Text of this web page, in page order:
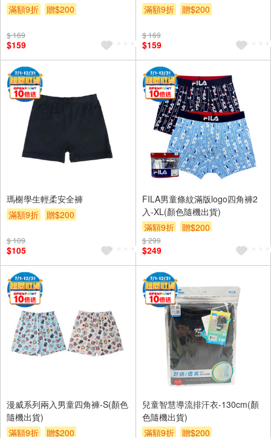
滿額9折
贈$200
$ 169
$159
滿額9折
贈$200
$ 169
$159
瑪榭學生輕柔安全褲
滿額9折
贈$200
$ 109
$105
FILA男童條紋滿版logo四角褲2
入-XL(顏色隨機出貨)
滿額9折
贈$200
$ 299
$249
漫威系列兩入男童四角褲-S(顏色
隨機出貨)
滿額9折
贈$200
兒童智慧導流排汗衣-130cm(顏
色隨機出貨)
滿額9折
贈$200